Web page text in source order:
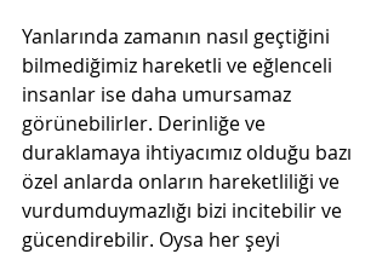
Yanlarında zamanın nasıl geçtiğini
bilmediğimiz hareketli ve eğlenceli
insanlar ise daha umursamaz
görünebilirler. Derinliğe ve
duraklamaya ihtiyacımız olduğu bazı
özel anlarda onların hareketliliği ve
vurdumduymazlığı bizi incitebilir ve
gücendirebilir. Oysa her şeyi